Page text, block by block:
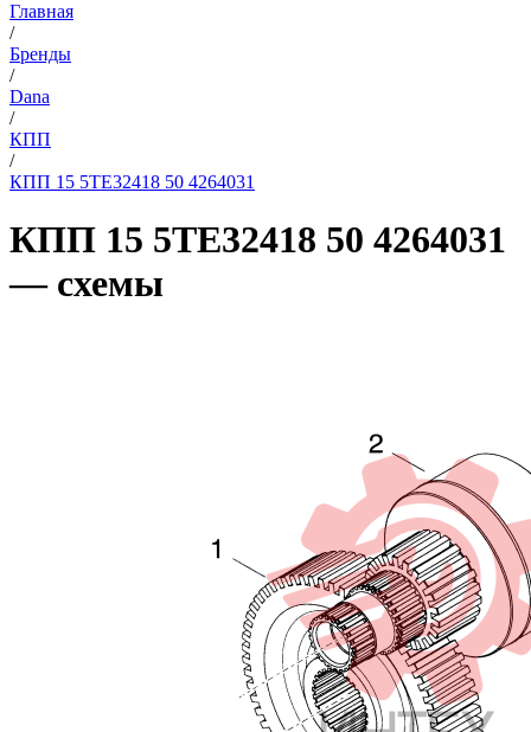
Главная
/
Бренды
/
Dana
/
КПП
/
КПП 15 5TE32418 50 4264031
КПП 15 5TE32418 50 4264031
— схемы